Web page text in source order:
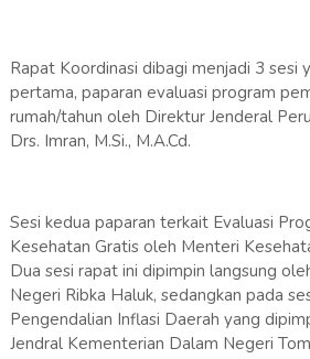
Rapat Koordinasi dibagi menjadi 3 sesi
pertama, paparan evaluasi program
rumah/tahun oleh Direktur Jenderal
Drs. Imran, M.Si., M.A.Cd.
Sesi kedua paparan terkait Evaluasi
Kesehatan Gratis oleh Menteri
Dua sesi rapat ini dipimpin langsung
Negeri Ribka Haluk, sedangkan pada
Pengendalian Inflasi Daerah yang
Jendral Kementerian Dalam Negeri